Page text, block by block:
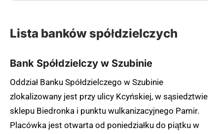
Lista banków spółdzielczych
Bank Spółdzielczy w Szubinie
Oddział Banku Spółdzielczego w Szubinie
zlokalizowany jest przy ulicy Kcyńskiej, w sąsiedztwie
sklepu Biedronka i punktu wulkanizacyjnego Pamir.
Placówka jest otwarta od poniedziałku do piątku w